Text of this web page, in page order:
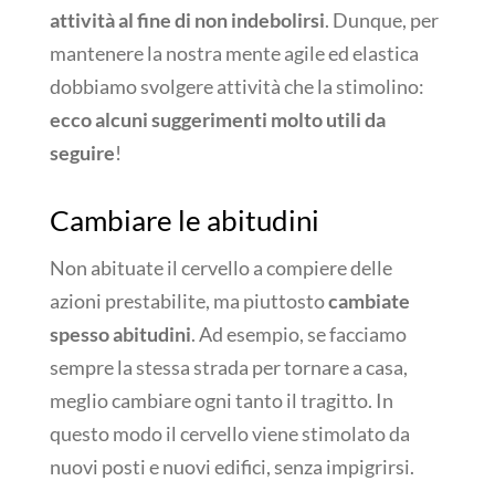
attività al fine di non indebolirsi. Dunque, per
mantenere la nostra mente agile ed elastica
dobbiamo svolgere attività che la stimolino:
ecco alcuni suggerimenti molto utili da
seguire!
Cambiare le abitudini
Non abituate il cervello a compiere delle
azioni prestabilite, ma piuttostocambiate
spesso abitudini. Ad esempio, se facciamo
sempre la stessa strada per tornare a casa,
meglio cambiare ogni tanto il tragitto. In
questo modo il cervello viene stimolato da
nuovi posti e nuovi edifici, senza impigrirsi.